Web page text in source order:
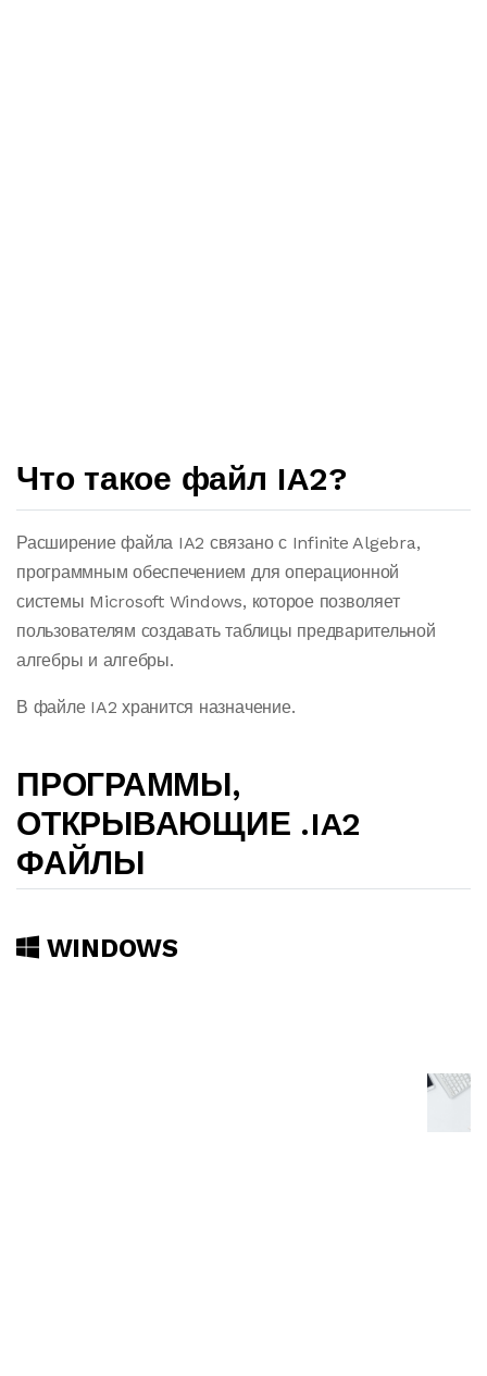
Что такое файл IA2?
Расширение файла IA2 связано с Infinite Algebra,
программным обеспечением для операционной
системы Microsoft Windows, которое позволяет
пользователям создавать таблицы предварительной
алгебры и алгебры.
В файле IA2 хранится назначение.
ПРОГРАММЫ,
ОТКРЫВАЮЩИЕ .IA2
ФАЙЛЫ
WINDOWS